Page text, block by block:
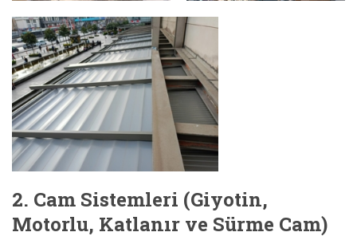
2. Cam Sistemleri (Giyotin,
Motorlu, Katlanır ve Sürme Cam)